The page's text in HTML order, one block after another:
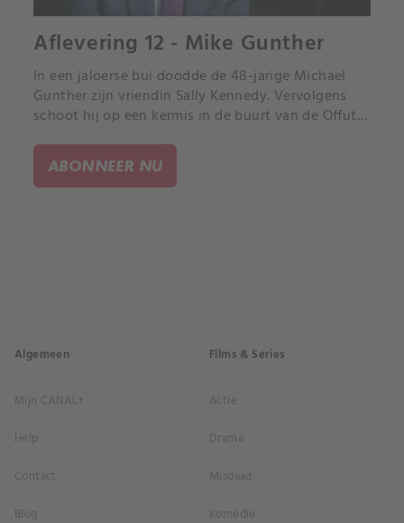
Aflevering 12 - Mike Gunther
In een jaloerse bui doodde de 48-jarige Michael
Gunther zijn vriendin Sally Kennedy. Vervolgens
schoot hij op een kermis in de buurt van de Offutt
wie ze vreemdging, de 36-jarige Michael Zawodny.
ABONNEER NU
Algemeen
Mijn CANAL+
Help
Contact
Blog
Films & Series
Actie
Drama
Misdaad
Komedie